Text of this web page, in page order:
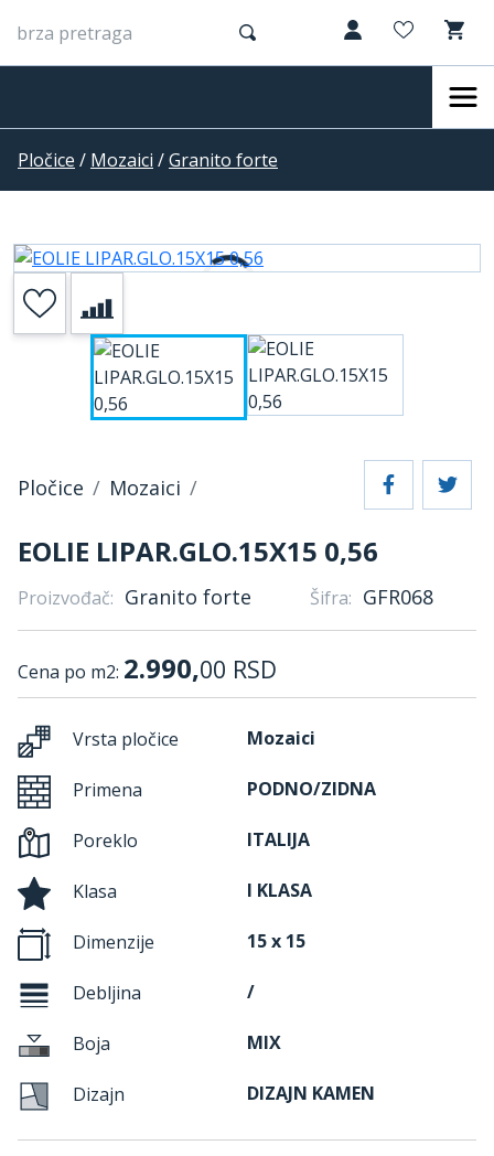
Pločice / Mozaici /Granito forte
Pločice Mozaici
EOLIE LIPAR.GLO.15X15 0,56
Proizvođač: Granito forte Šifra: GFR068
Cena po m2: 2.990,00 RSD
Vrsta pločice Mozaici
Primena PODNO/ZIDNA
Poreklo ITALIJA
Klasa I KLASA
Dimenzije 15 x 15
Debljina /
Boja MIX
Dizajn DIZAJN KAMEN